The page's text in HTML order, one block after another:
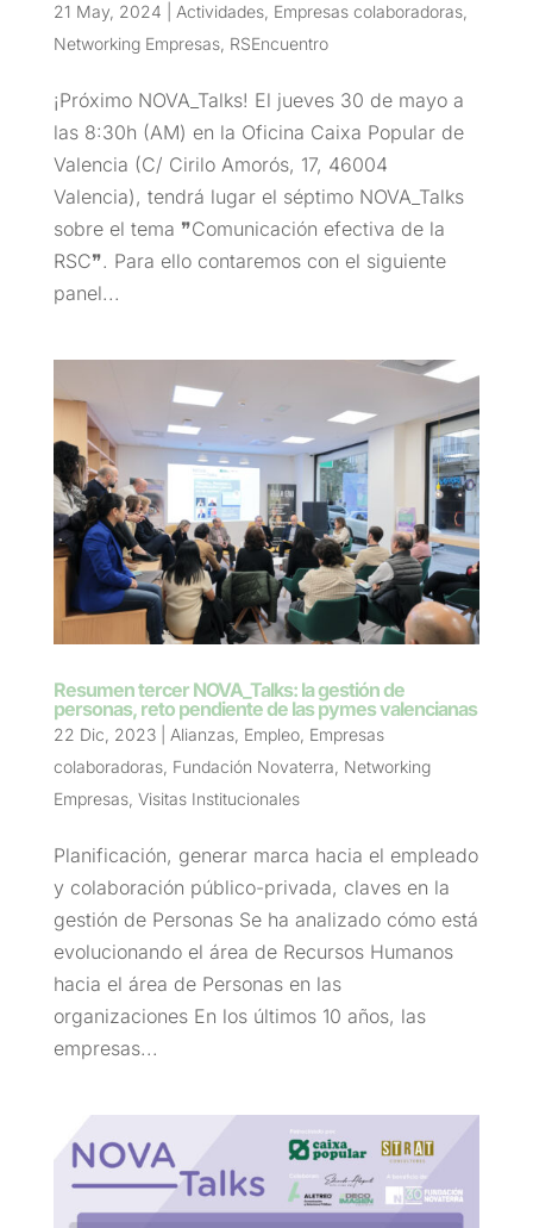
21 May, 2024 Actividades, Empresas colaboradoras,
Networking Empresas, RSEncuentro
¡Próximo NOVA_Talks! El jueves 30 de mayo a
las 8:30h (AM) en la Oficina Caixa Popular de
Valencia (C/ Cirilo Amorós, 17, 46004
Valencia), tendrá lugar el séptimo NOVA_Talks
sobre el tema ❞Comunicación efectiva de la
RSC❞. Para ello contaremos con el siguiente
panel...
Resumen tercer NOVA_Talks: la gestión de
personas, reto pendiente de las pymes valencianas
22 Dic, 2023| Alianzas, Empleo, Empresas
colaboradoras, Fundación Novaterra Networking
Empresas, Visitas Institucionales
Planificación, generar marca hacia el empleado
y colaboración público-privada, claves en la
gestión de Personas Se ha analizado cómo está
evolucionando el área de Recursos Humanos
hacia el área de Personas en las
organizaciones En los últimos 10 años, las
empresas...